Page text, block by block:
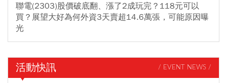
聯電(2303)股價破底翻、漲了2成玩完？118元可以
買？展望大好為何外資3天賣超14.6萬張，可能原因曝
光
活動快訊 / EVENT NEWS /